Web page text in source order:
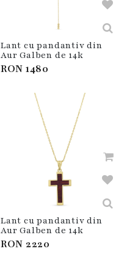
Lant cu pandantiv din
Aur Galben de 14k
RON1480
Lant cu pandantiv din
Aur Galben de 14k
RON 2220